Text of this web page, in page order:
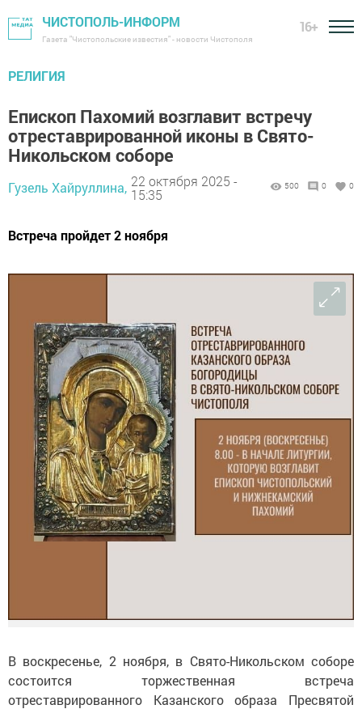
ЧИСТОПОЛЬ-ИНФОРМ
Газета "Чистопольские известия" - новости Чистополя
16+
РЕЛИГИЯ
Епископ Пахомий возглавит встречу
отреставрированной иконы в Свято-
Никольском соборе
Гузель Хайруллина, 22 октября 2025 -
15:35
500 0 0
Встреча пройдет 2 ноября
В воскресенье, 2 ноября, в Свято-Никольском соборе
состоится торжественная встреча
отреставрированного Казанского образа Пресвятой